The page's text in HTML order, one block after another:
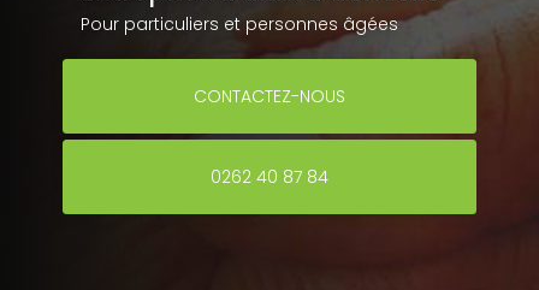
Pour particuliers et personnes âgées
CONTACTEZ-NOUS
0262 40 87 84